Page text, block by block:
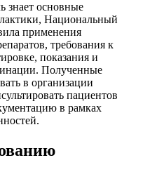
знает основные
Национальный
применения
требования к
показания и
Полученные
в организации
пациентов
в рамках